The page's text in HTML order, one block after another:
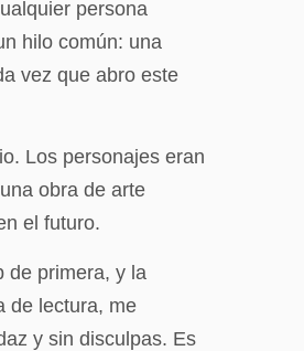
persona
hilo común: una
vez que abro este
Los personajes eran
obra de arte
el futuro.
de primera, y la
de lectura, me
y sin disculpas. Es